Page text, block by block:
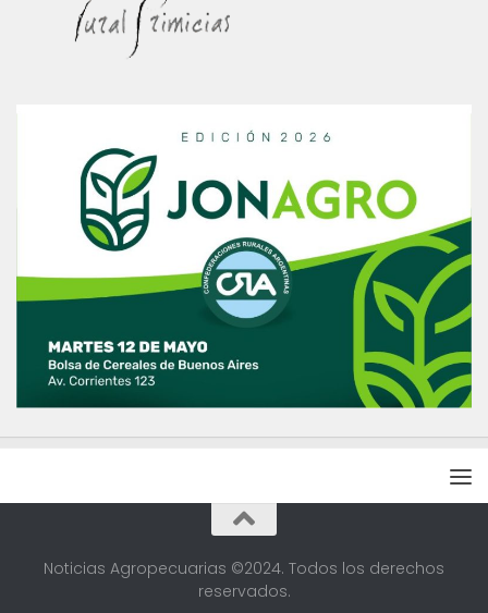
Noticias Agropecuarias ©2024. Todos los derechos
reservados.